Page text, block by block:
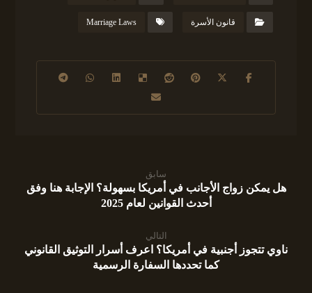
قانون الأسرة Marriage Laws
سابق
هل يمكن زواج الأجانب في أمريكا بسهولة؟ الإجابة هنا وفق
أحدث القوانين لعام 2025
التالي
ناوي تتجوز أجنبية في أمريكا؟ اعرف أسرار التوثيق القانوني
كما تحددها السفارة الرسمية